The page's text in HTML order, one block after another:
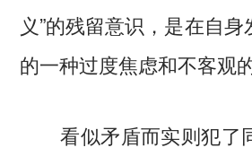
义”的残留意识，是在自
的一种过度焦虑和不客观
看似矛盾而实则犯了